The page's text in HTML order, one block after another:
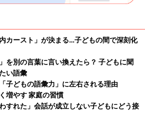
カースト」が決まる…子どもの間で深刻化
を別の言葉に言い換えたら？ 子どもに聞
い語彙
子どもの語彙力」に左右される理由
増やす 家庭の習慣
すれた」会話が成立しない子どもにどう接